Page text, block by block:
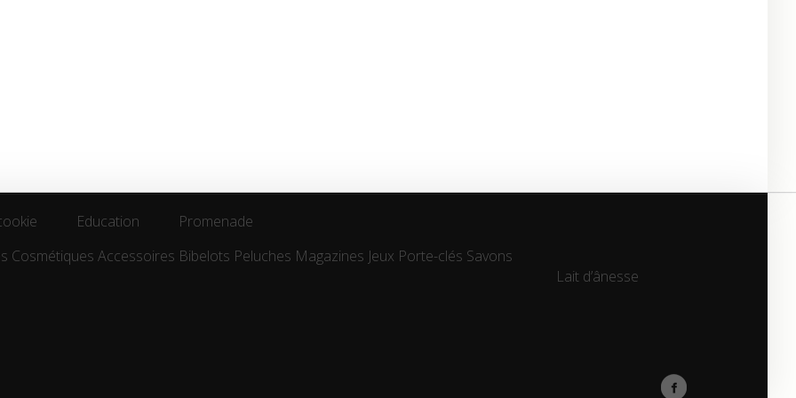
Education Promenade
Cosmétiques Accessoires Bibelots Peluches Magazines Jeux Porte-clés Savons
Lait d’ânesse